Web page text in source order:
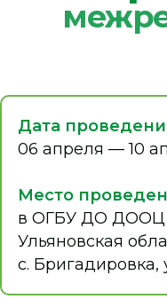
Дата
06 апреля — 10
Место
в ОГБУ ДО ДООЦ
Ульяновская
с. Бригадировка,
Договор с
на профильную
Заявление для
оплаты
Информированное
добровольное